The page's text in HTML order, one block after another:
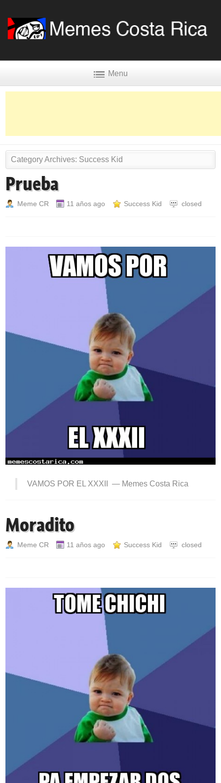
Menu
Category Archives: Success Kid
Prueba
Meme CR 11 años ago Success Kid closed
VAMOS POR EL XXXII — Memes Costa Rica
Moradito
Meme CR 11 años ago Success Kid closed